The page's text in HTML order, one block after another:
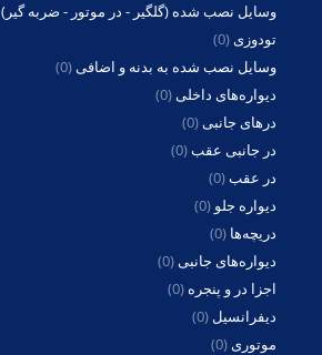
وسایل نصب شده (گلگیر - در موتور - ضربه گیر)
تودوزی(0)
وسایل نصب شده به بدنه و اضافی(0)
دیواره‌های داخلی(0)
درهای جانبی(0)
در جانبی عقب(0)
در عقب(0)
دیواره جلو (0)
دریچه‌ها (0)
دیواره‌های جانبی(0)
اجزا در و پنجره (0)
دیفرانسیل (0)
موتوری(0)